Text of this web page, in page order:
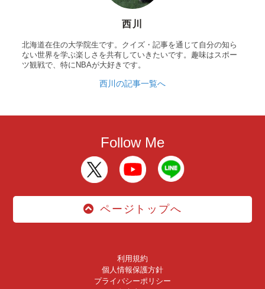
西川
北海道在住の大学院生です。クイズ・記事を通じて自分の知ら
ない世界を学ぶ楽しさを共有していきたいです。趣味はスポー
ツ観戦で、特にNBAが大好きです。
西川の記事一覧へ
Follow Me
ページトップへ
利用規約
個人情報保護方針
プライバシーポリシー